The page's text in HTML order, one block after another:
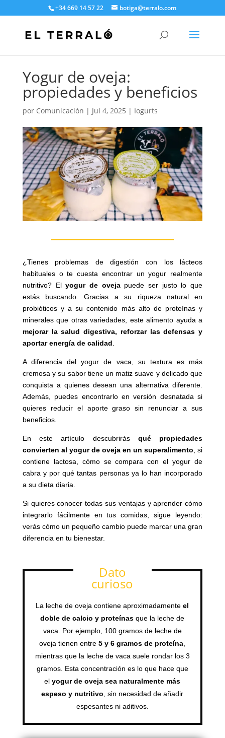
+34 669 14 57 22 botiga@terralo.com
Yogur de oveja:
propiedades y beneficios
por Comunicación | Jul 4, 2025 | Iogurts
¿Tienes problemas de digestión con los lácteos
habituales o te cuesta encontrar un yogur realmente
nutritivo? Elyogur de ovejapuede ser justo lo que
estás buscando. Gracias a su riqueza natural en
probióticos y a su contenido más alto de proteínas y
minerales que otras variedades, este alimento ayuda a
mejorar la salud digestiva, reforzar las defensas y
aportar energía de calidad.
A diferencia del yogur de vaca, su textura es más
cremosa y su sabor tiene un matiz suave y delicado que
conquista a quienes desean una alternativa diferente.
Además, puedes encontrarlo en versión desnatada si
quieres reducir el aporte graso sin renunciar a sus
beneficios.
En este artículo descubrirás qué propiedades
convierten al yogur de oveja en un superalimento, si
contiene lactosa, cómo se compara con el yogur de
cabra y por qué tantas personas ya lo han incorporado
a su dieta diaria.
Si quieres conocer todas sus ventajas y aprender cómo
integrarlo fácilmente en tus comidas, sigue leyendo:
verás cómo un pequeño cambio puede marcar una gran
diferencia en tu bienestar.
Dato
curioso
La leche de oveja contiene aproximadamenteel
doble de calcio y proteínas que la leche de
vaca. Por ejemplo, 100 gramos de leche de
oveja tienen entre5 y 6 gramos de proteína,
mientras que la leche de vaca suele rondar los 3
gramos. Esta concentración es lo que hace que
elyogur de oveja sea naturalmente más
espeso y nutritivo, sin necesidad de añadir
espesantes ni aditivos.